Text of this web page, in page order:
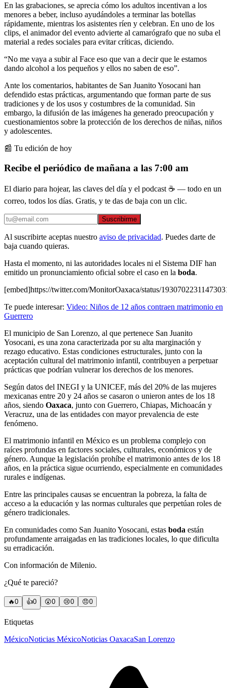
En las grabaciones, se aprecia cómo los adultos incentivan a los
menores a beber, incluso ayudándoles a terminar las botellas
rápidamente, mientras los asistentes ríen y celebran. En uno de los
clips, el animador del evento advierte al camarógrafo que no suba el
material a redes sociales para evitar críticas, diciendo.
“No me vaya a subir al Face eso que van a decir que le estamos
dando alcohol a los pequeños y ellos no saben de eso”.
Ante los comentarios, habitantes de San Juanito Yosocani han
defendido estas prácticas, argumentando que forman parte de sus
tradiciones y de los usos y costumbres de la comunidad. Sin
embargo, la difusión de las imágenes ha generado preocupación y
cuestionamientos sobre la protección de los derechos de niñas, niños
y adolescentes.
📰 Tu edición de hoy
Recibe el periódico de mañana a las 7:00 am
El diario para hojear, las claves del día y el podcast ☕ — todo en un
correo, todos los días. Gratis, y te das de baja con un clic.
Suscribirme
Al suscribirte aceptas nuestro aviso de privacidad. Puedes darte de
baja cuando quieras.
Hasta el momento, ni las autoridades locales ni el Sistema DIF han
emitido un pronunciamiento oficial sobre el caso en la boda.
[embed]https://twitter.com/MonitorOaxaca/status/
Te puede interesar: Video: Niños de 12 años contraen matrimonio en
Guerrero
El municipio de San Lorenzo, al que pertenece San Juanito
Yosocani, es una zona caracterizada por su alta marginación y
rezago educativo. Estas condiciones estructurales, junto con la
aceptación cultural del matrimonio infantil, contribuyen a perpetuar
prácticas que podrían vulnerar los derechos de los menores.
Según datos del INEGI y la UNICEF, más del 20% de las mujeres
mexicanas entre 20 y 24 años se casaron o unieron antes de los 18
años, siendo Oaxaca, junto con Guerrero, Chiapas, Michoacán y
Veracruz, una de las entidades con mayor prevalencia de este
fenómeno.
El matrimonio infantil en México es un problema complejo con
raíces profundas en factores sociales, culturales, económicos y de
género. Aunque la legislación prohíbe el matrimonio antes de los 18
años, en la práctica sigue ocurriendo, especialmente en comunidades
rurales e indígenas.
Entre las principales causas se encuentran la pobreza, la falta de
acceso a la educación y las normas culturales que perpetúan roles de
género tradicionales.
En comunidades como San Juanito Yosocani, estas boda están
profundamente arraigadas en las tradiciones locales, lo que dificulta
su erradicación.
Con información de Milenio.
¿Qué te pareció?
🔥0 👍0 😲0 😢0 😠0
Etiquetas
MéxicoNoticias MéxicoNoticias OaxacaSan Lorenzo